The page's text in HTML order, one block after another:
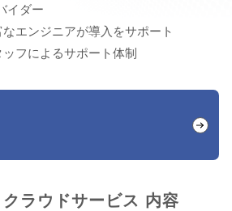
イダー
なエンジニアが導入をサポート
フによるサポート体制
ラウドサービス 内容